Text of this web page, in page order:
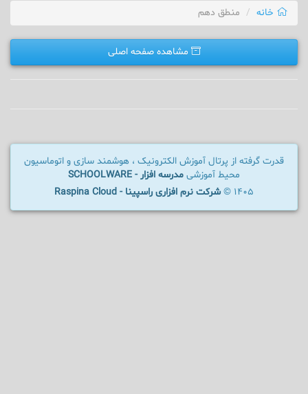
خانه منطق دهم
مشاهده صفحه اصلی
قدرت گرفته از پرتال آموزش الکترونیک ، هوشمند سازی و اتوماسیون
محیط آموزشی مدرسه افزار - SCHOOLWARE
1405 ©
شرکت نرم افزاری راسپینا - Raspina Cloud